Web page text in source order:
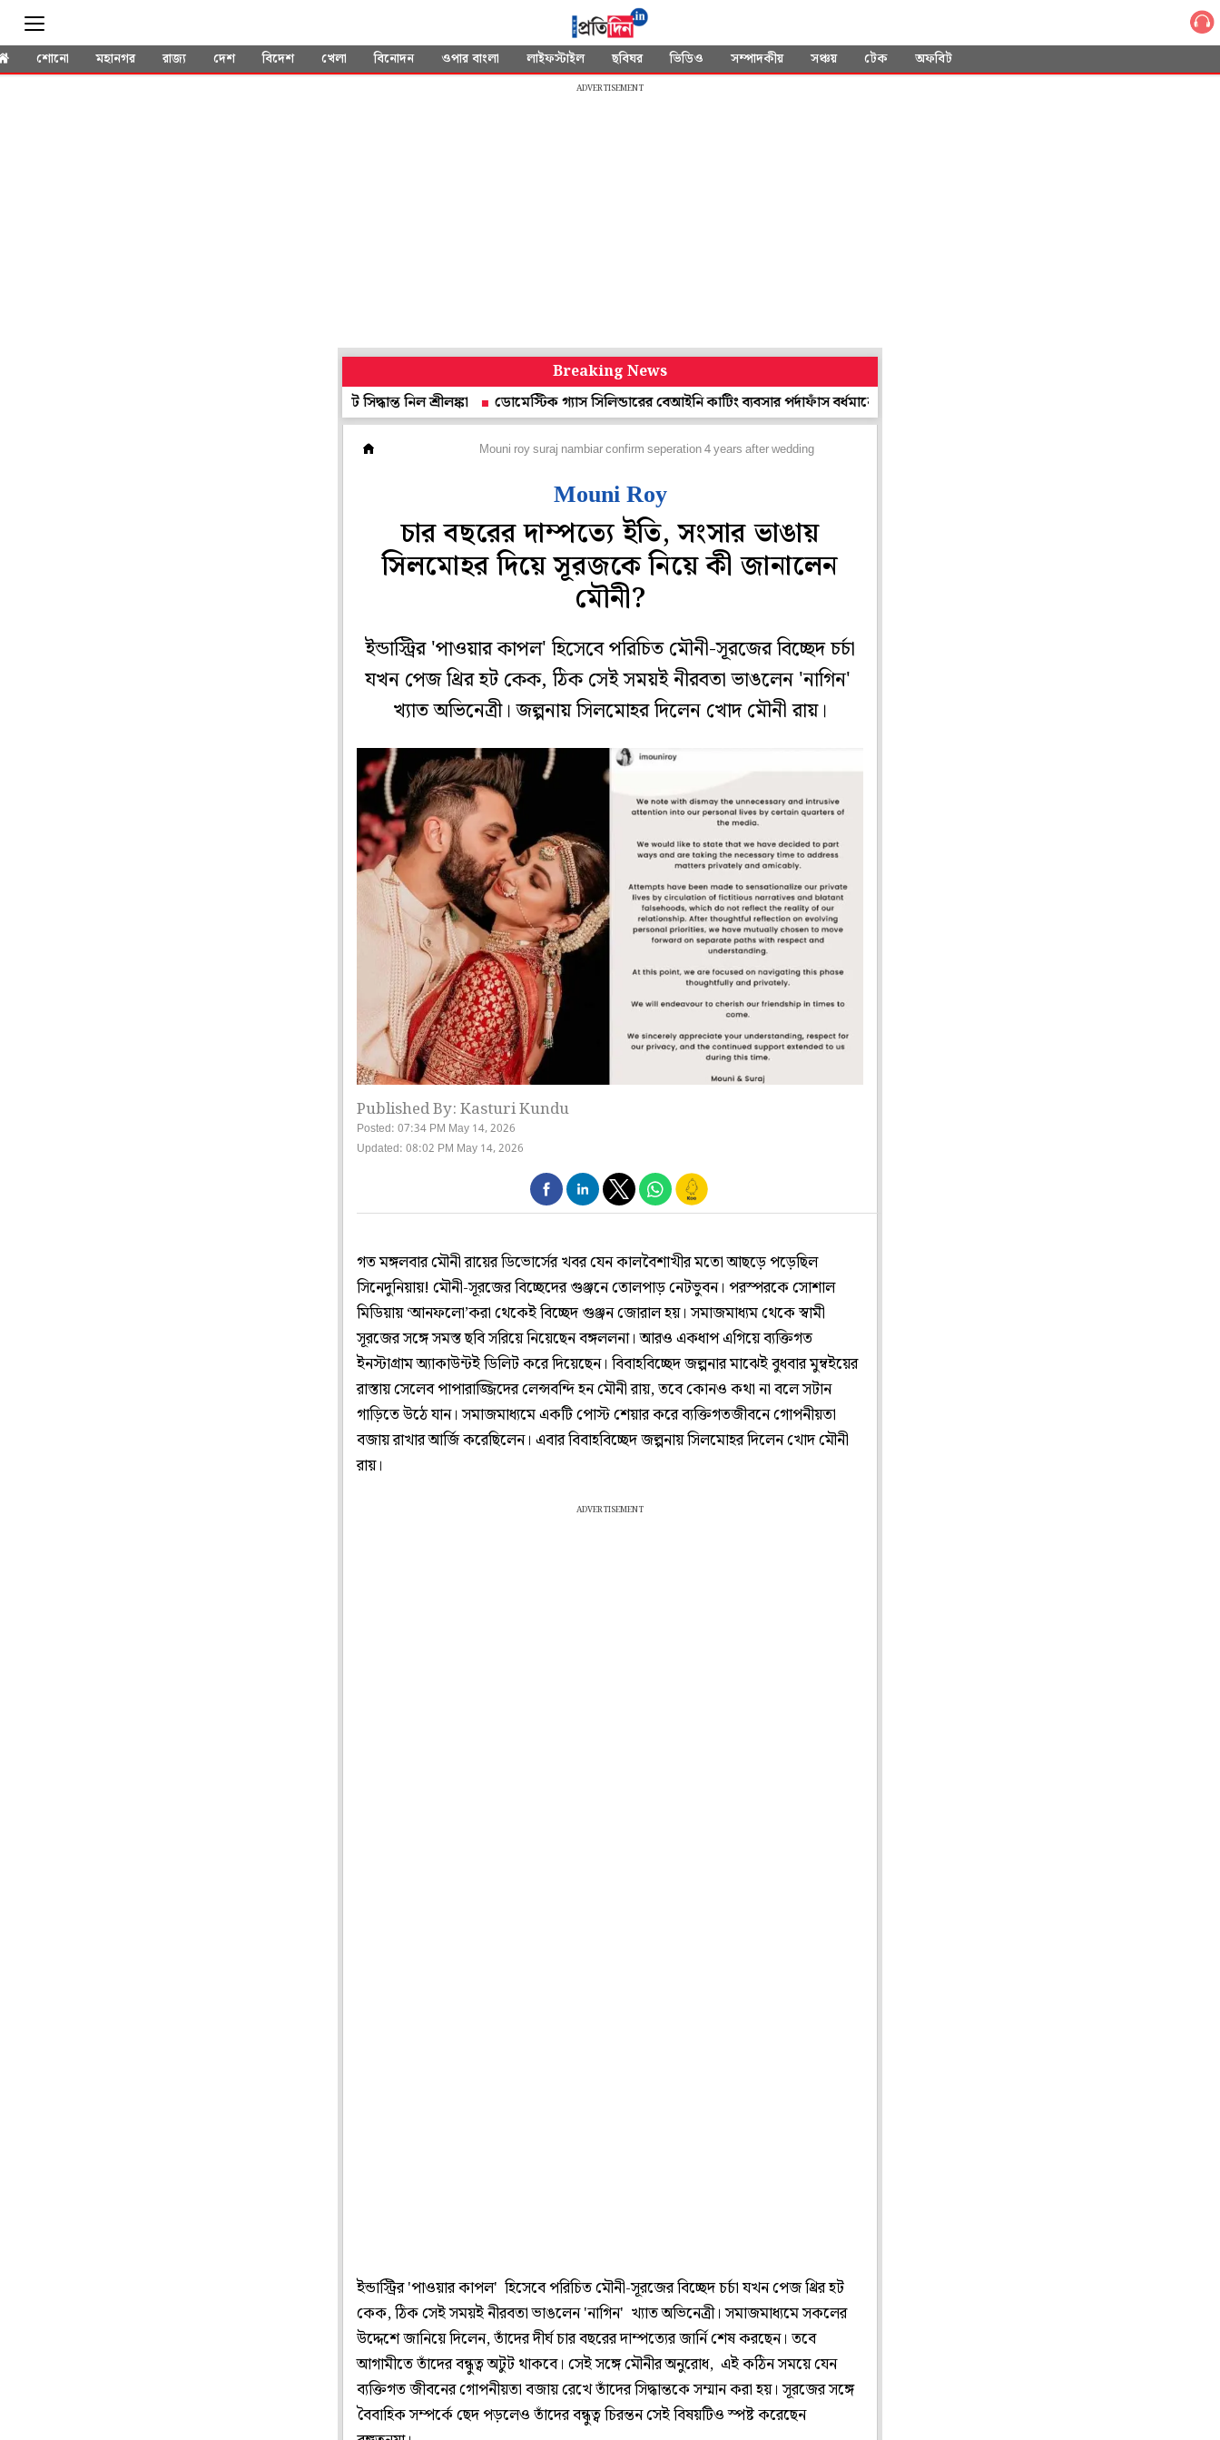
শোনো মহানগর রাজ্য দেশ বিদেশ খেলা বিনোদন ওপার বাংলা লাইফস্টাইল ছবিঘর ভিডিও সম্পাদকীয় সঞ্চয় টেক অফবিট
ADVERTISEMENT
Breaking News
টিম ইন্ডিয়া, এর মধ্যেই জোড়া টেস্ট নিয়ে বিরাট সিদ্ধান্ত নিল শ্রীলঙ্কা
ডোমেস্টিক গ্যাস সিলিন্ডারের বেআইনি কাটিং ব্যবসার পর্দাফাঁস বর্ধমানে! গ্রেপ্তার কারবারি
Mouni roy suraj nambiar confirm seperation 4 years after wedding
Mouni Roy
চার বছরের দাম্পত্যে ইতি, সংসার ভাঙায়
সিলমোহর দিয়ে সূরজকে নিয়ে কী জানালেন
মৌনী?
ইন্ডাস্ট্রির 'পাওয়ার কাপল' হিসেবে পরিচিত মৌনী-সূরজের বিচ্ছেদ চর্চা
যখন পেজ থ্রির হট কেক, ঠিক সেই সময়ই নীরবতা ভাঙলেন 'নাগিন'
খ্যাত অভিনেত্রী। জল্পনায় সিলমোহর দিলেন খোদ মৌনী রায়।
Published By: Kasturi Kundu
Posted: 07:34 PM May 14, 2026
Updated: 08:02 PM May 14, 2026
গত মঙ্গলবার মৌনী রায়ের ডিভোর্সের খবর যেন কালবৈশাখীর মতো আছড়ে পড়েছিল
সিনেদুনিয়ায়! মৌনী-সূরজের বিচ্ছেদের গুঞ্জনে তোলপাড় নেটভুবন। পরস্পরকে সোশাল
মিডিয়ায় ‘আনফলো’করা থেকেই বিচ্ছেদ গুঞ্জন জোরাল হয়। সমাজমাধ্যম থেকে স্বামী
সূরজের সঙ্গে সমস্ত ছবি সরিয়ে নিয়েছেন বঙ্গললনা। আরও একধাপ এগিয়ে ব্যক্তিগত
ইনস্টাগ্রাম অ্যাকাউন্টই ডিলিট করে দিয়েছেন। বিবাহবিচ্ছেদ জল্পনার মাঝেই বুধবার মুম্বইয়ের
রাস্তায় সেলেব পাপারাজ্জিদের লেন্সবন্দি হন মৌনী রায়, তবে কোনও কথা না বলে সটান
গাড়িতে উঠে যান। সমাজমাধ্যমে একটি পোস্ট শেয়ার করে ব্যক্তিগতজীবনে গোপনীয়তা
বজায় রাখার আর্জি করেছিলেন। এবার বিবাহবিচ্ছেদ জল্পনায় সিলমোহর দিলেন খোদ মৌনী
রায়।
ADVERTISEMENT
ইন্ডাস্ট্রির 'পাওয়ার কাপল' হিসেবে পরিচিত মৌনী-সূরজের বিচ্ছেদ চর্চা যখন পেজ থ্রির হট
কেক, ঠিক সেই সময়ই নীরবতা ভাঙলেন 'নাগিন' খ্যাত অভিনেত্রী। সমাজমাধ্যমে সকলের
উদ্দেশে জানিয়ে দিলেন, তাঁদের দীর্ঘ চার বছরের দাম্পত্যের জার্নি শেষ করছেন। তবে
আগামীতে তাঁদের বন্ধুত্ব অটুট থাকবে। সেই সঙ্গে মৌনীর অনুরোধ, এই কঠিন সময়ে যেন
ব্যক্তিগত জীবনের গোপনীয়তা বজায় রেখে তাঁদের সিদ্ধান্তকে সম্মান করা হয়। সূরজের সঙ্গে
বৈবাহিক সম্পর্কে ছেদ পড়লেও তাঁদের বন্ধুত্ব চিরন্তন সেই বিষয়টিও স্পষ্ট করেছেন